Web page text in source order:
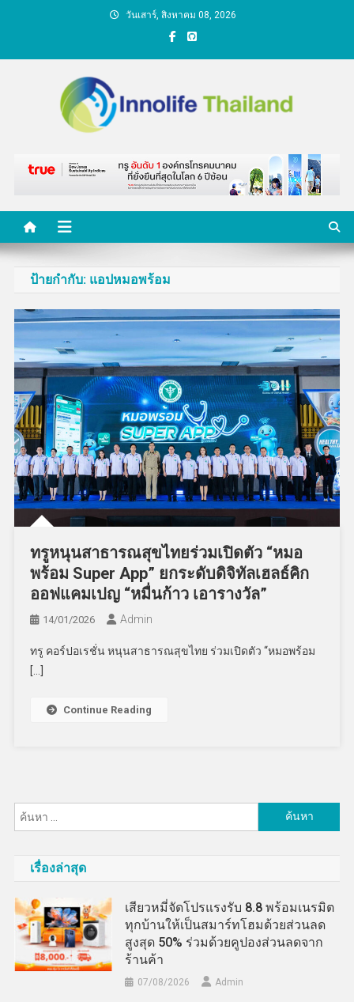
วันเสาร์, สิงหาคม 08, 2026
คนกับความคิด ชีวิตกับ
นวัตกรรม
ป้ายกำกับ: แอปหมอพร้อม
ทรูหนุนสาธารณสุขไทยร่วมเปิดตัว “หมอ
พร้อม Super App” ยกระดับดิจิทัลเฮลธ์คิก
ออฟแคมเปญ “หมื่นก้าว เอารางวัล”
14/01/2026 Admin
ทรู คอร์ปอเรชั่น หนุนสาธารณสุขไทย ร่วมเปิดตัว “หมอพร้อม
[…]
Continue Reading
สำหรับ:
เรื่องล่าสุด
เสียวหมี่จัดโปรแรงรับ 8.8 พร้อมเนรมิต
ทุกบ้านให้เป็นสมาร์ทโฮมด้วยส่วนลด
สูงสุด 50% ร่วมด้วยคูปองส่วนลดจาก
ร้านค้า
07/08/2026 Admin